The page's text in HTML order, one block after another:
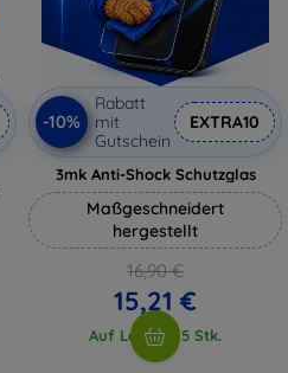
-10%
Rabatt
mit
Gutschein
EXTRA10
3mk Anti-Shock Schutzglas
Maßgeschneidert
hergestellt
16,90 €
15,21 €
Auf Lager > 5 Stk.